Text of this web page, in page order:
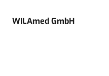
WILAmed GmbH